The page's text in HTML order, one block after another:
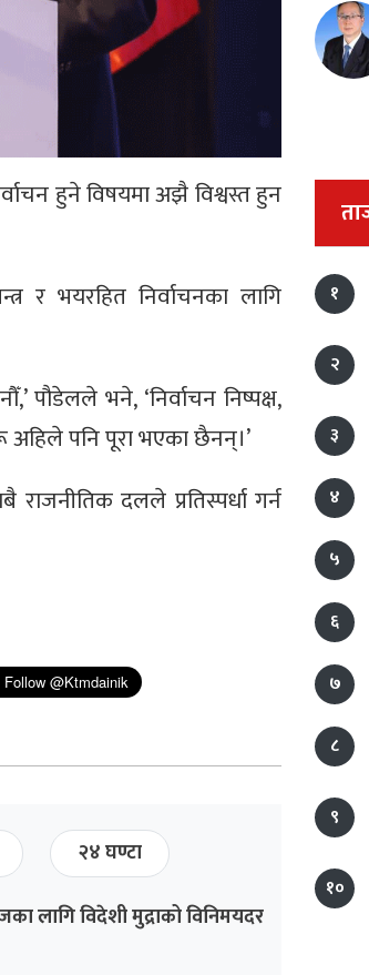
हुने विषयमा अझै विश्वस्त हुन
र भयरहित निर्वाचनका लागि
पौडेलले भने, ‘निर्वाचन निष्पक्ष,
पनि पूरा भएका छैनन्।’
दलले प्रतिस्पर्धा गर्न
२४ घण्टा
लागि विदेशी मुद्राको विनिमयदर
१
२
३
४
५
६
७
८
९
१०